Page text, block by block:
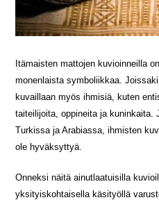
Itämaisten mattojen kuvioinneilla
monenlaista symboliikkaa.
kuvaillaan myös ihmisiä, kuten
taiteilijoita, oppineita ja kuninkaita.
Turkissa ja Arabiassa, ihmisten
ole hyväksyttyä.
Onneksi näitä ainutlaatuisilla
yksityiskohtaisella käsityöllä